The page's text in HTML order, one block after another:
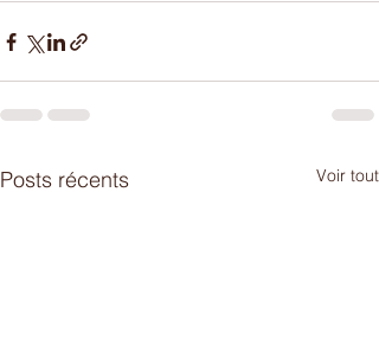
Posts récents Voir tout